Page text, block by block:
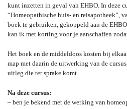
kunt inzetten in geval van EHBO. In deze
“Homeopathische huis- en reisapotheek”,
boek te gebruiken, gekoppeld aan de
kan ik met korting voor je aanschaffen
Het boek en de middeldoos kosten bij
map met daarin de uitwerking van de
uitleg die ter sprake komt.
Na deze cursus:
– ben je bekend met de werking van